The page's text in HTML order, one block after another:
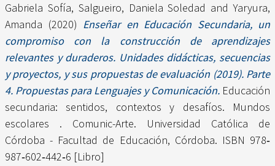
Gabriela Sofía, Salgueiro, Daniela Soledad andYaryura,
Amanda (2020) Enseñar en Educación Secundaria, un
compromiso con la construcción de aprendizajes
relevantes y duraderos. Unidades didácticas, secuencias
y proyectos, y sus propuestas de evaluación (2019). Parte
4. Propuestas para Lenguajes y Comunicación. Educación
secundaria: sentidos, contextos y desafíos. Mundos
escolares . Comunic-Arte. Universidad Católica de
Córdoba - Facultad de Educación, Córdoba. ISBN 978‐
987‐602‐442‐6 [Libro]